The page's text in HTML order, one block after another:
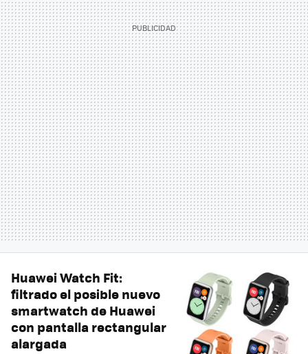
Huawei Watch Fit:
filtrado el posible nuevo
smartwatch de Huawei
con pantalla rectangular
alargada